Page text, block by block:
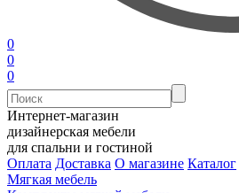
0
0
0
Интернет-магазин
дизайнерская мебели
для спальни и гостиной
Оплата Доставка О магазине Каталог
Мягкая мебель